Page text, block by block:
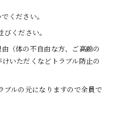
ください。
ください。
（体の不自由な方、ご高齢の
いただくなどトラブル防止の
ブルの元になりますので全員で